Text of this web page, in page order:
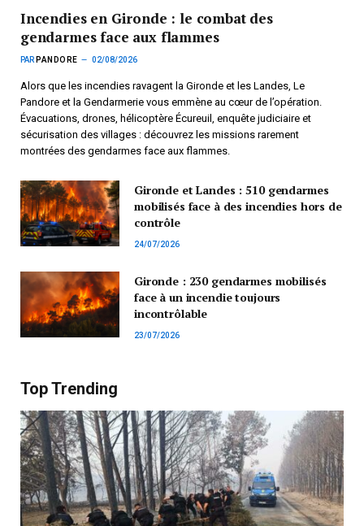
Incendies en Gironde : le combat des
gendarmes face aux flammes
PAR PANDORE 02/08/2026
Alors que les incendies ravagent la Gironde et les Landes, Le
Pandore et la Gendarmerie vous emmène au cœur de l’opération.
Évacuations, drones, hélicoptère Écureuil, enquête judiciaire et
sécurisation des villages : découvrez les missions rarement
montrées des gendarmes face aux flammes.
Gironde et Landes : 510 gendarmes
mobilisés face à des incendies hors de
contrôle
24/07/2026
Gironde : 230 gendarmes mobilisés
face à un incendie toujours
incontrôlable
23/07/2026
Top Trending